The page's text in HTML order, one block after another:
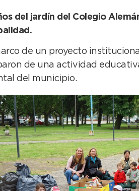
del jardín del Colegio
de un proyecto
de una actividad
del municipio.